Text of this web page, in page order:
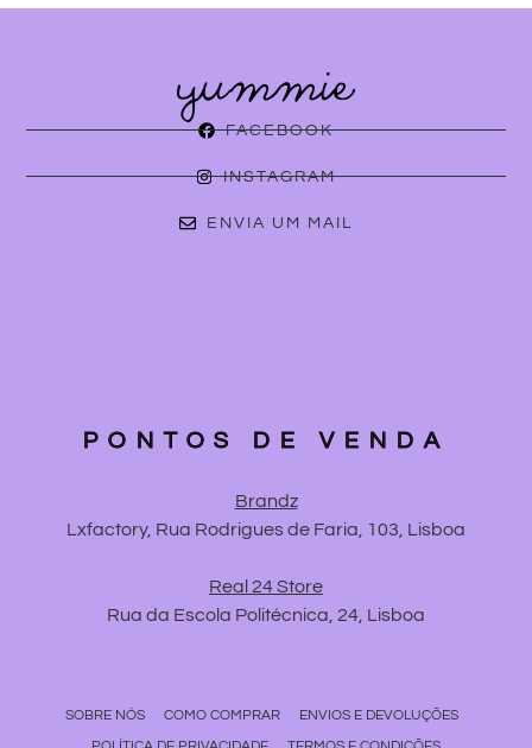
FACEBOOK
INSTAGRAM
ENVIA UM MAIL
PONTOS DE VENDA
Brandz
Lxfactory, Rua Rodrigues de Faria, 103, Lisboa
Real 24 Store
Rua da Escola Politécnica, 24, Lisboa
SOBRE NÓS COMO COMPRAR
ENVIOS E DEVOLUÇÕES